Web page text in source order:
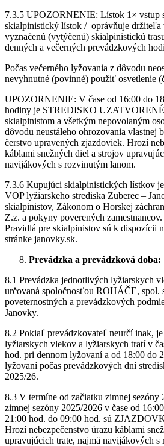
7.3.5 UPOZORNENIE: Lístok 1× vstup
skialpinistický lístok / oprávňuje držiteľa
vyznačenú (vytýčenú) skialpinistickú
denných a večerných prevádzkových
Počas večerného lyžovania z dôvodu
nevyhnutné (povinné) použiť osvetlenie
UPOZORNENIE: V čase od 16:00 do
hodiny je STREDISKO
skialpinistom a všetkým nepovolaným
dôvodu neustáleho ohrozovania vlastnej
čerstvo upravených zjazdoviek. Hrozí
káblami snežných diel a strojov
navijákových s rozvinutým lanom.
7.3.6 Kupujúci skialpinistických lístkov
VOP lyžiarskeho strediska Zuberec –
skialpinistov, Zákonom o Horskej
Z.z. a pokyny poverených
Pravidlá pre skialpinistov sú k dispozícii
stránke janovky.sk.
Prevádzka a prevádzková doba:
8.1 Prevádzka jednotlivých lyžiarskych
určovaná spoločnosťou ROHÁČE, spol.
poveternostných a prevádzkových
Janovky.
8.2 Pokiaľ prevádzkovateľ neurčí inak, je
lyžiarskych vlekov a lyžiarskych tratí v
hod. pri dennom lyžovaní a od 18:00 do
lyžovaní počas prevádzkových dní
2025/26.
8.3 V termíne od začiatku zimnej sezóny
zimnej sezóny 2025/2026 v čase od
21:00 hod. do 09:00 hod. sú
Hrozí nebezpečenstvo úrazu káblami
upravujúcich trate, najmä navijákových